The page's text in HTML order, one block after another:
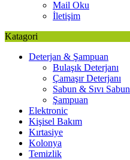
Mail Oku
İletişim
Katagori
Deterjan & Şampuan
Bulaşık Deterjanı
Çamaşır Deterjanı
Sabun & Sıvı Sabun
Şampuan
Elektronic
Kişisel Bakım
Kırtasiye
Kolonya
Temizlik